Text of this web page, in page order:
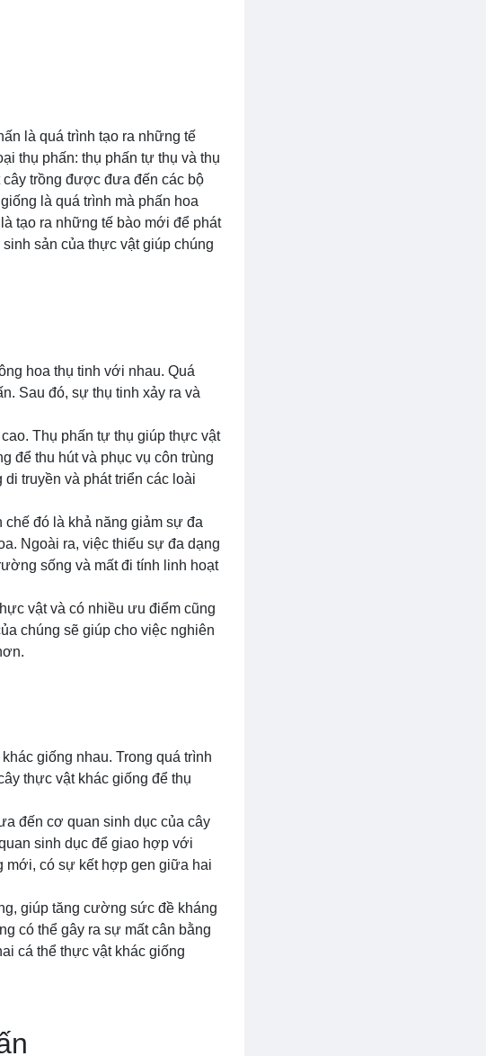
là quá trình tạo ra những tế
thụ phấn: thụ phấn tự thụ và thụ
cây trồng được đưa đến các bộ
là quá trình mà phấn hoa
tạo ra những tế bào mới để phát
sản của thực vật giúp chúng
hoa thụ tinh với nhau. Quá
Sau đó, sự thụ tinh xảy ra và
Thụ phấn tự thụ giúp thực vật
để thu hút và phục vụ côn trùng
truyền và phát triển các loài
chế đó là khả năng giảm sự đa
Ngoài ra, việc thiếu sự đa dạng
sống và mất đi tính linh hoạt
vật và có nhiều ưu điểm cũng
chúng sẽ giúp cho việc nghiên
giống nhau. Trong quá trình
thực vật khác giống để thụ
đến cơ quan sinh dục của cây
sinh dục để giao hợp với
mới, có sự kết hợp gen giữa hai
giúp tăng cường sức đề kháng
có thể gây ra sự mất cân bằng
cá thể thực vật khác giống